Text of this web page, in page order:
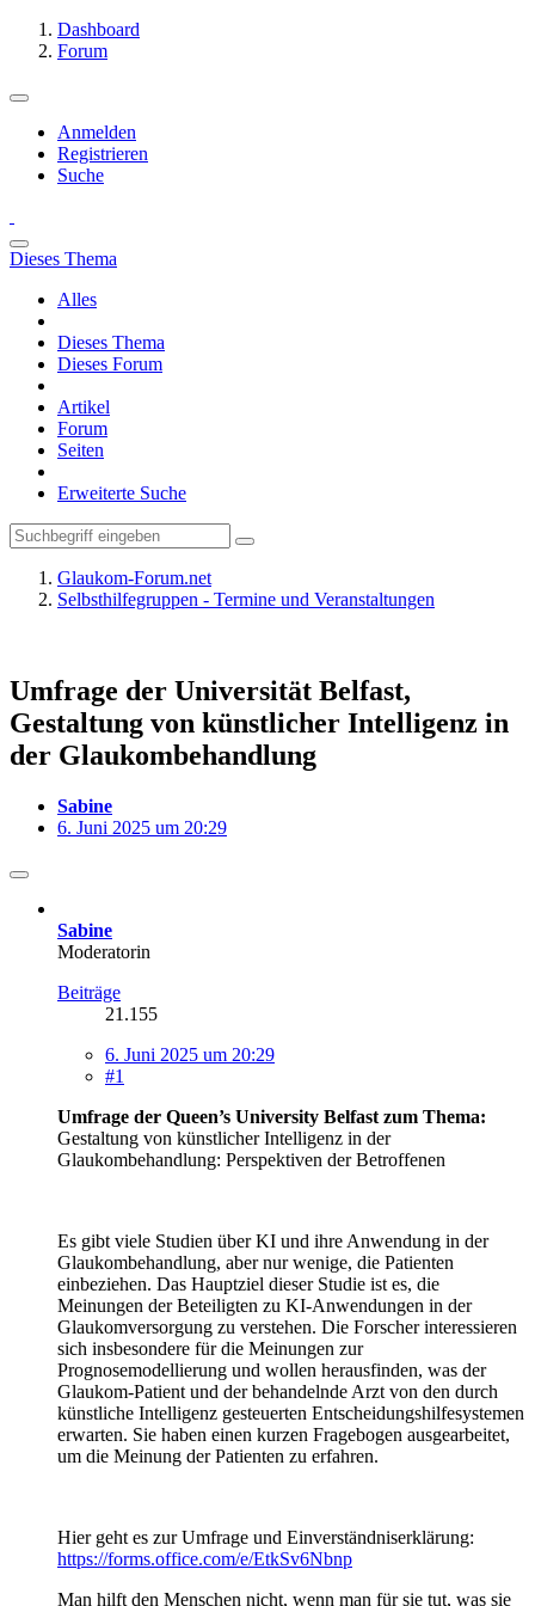
Dashboard
Forum
Anmelden
Registrieren
Suche
Dieses Thema
Alles
Dieses Thema
Dieses Forum
Artikel
Forum
Seiten
Erweiterte Suche
Glaukom-Forum.net
Selbsthilfegruppen - Termine und Veranstaltungen
Umfrage der Universität Belfast,
Gestaltung von künstlicher Intelligenz in
der Glaukombehandlung
Sabine
6. Juni 2025 um 20:29
Sabine
Moderatorin
Beiträge
21.155
6. Juni 2025 um 20:29
#1
Umfrage der Queen’s University Belfast zum Thema:
Gestaltung von künstlicher Intelligenz in der
Glaukombehandlung: Perspektiven der Betroffenen
Es gibt viele Studien über KI und ihre Anwendung in der
Glaukombehandlung, aber nur wenige, die Patienten
einbeziehen. Das Hauptziel dieser Studie ist es, die
Meinungen der Beteiligten zu KI-Anwendungen in der
Glaukomversorgung zu verstehen. Die Forscher interessieren
sich insbesondere für die Meinungen zur
Prognosemodellierung und wollen herausfinden, was der
Glaukom-Patient und der behandelnde Arzt von den durch
künstliche Intelligenz gesteuerten Entscheidungshilfesystemen
erwarten. Sie haben einen kurzen Fragebogen ausgearbeitet,
um die Meinung der Patienten zu erfahren.
Hier geht es zur Umfrage und Einverständniserklärung:
https://forms.office.com/e/EtkSv6Nbnp
Man hilft den Menschen nicht, wenn man für sie tut, was sie